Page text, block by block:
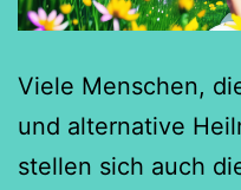
Viele Menschen,
und alternative
stellen sich auch